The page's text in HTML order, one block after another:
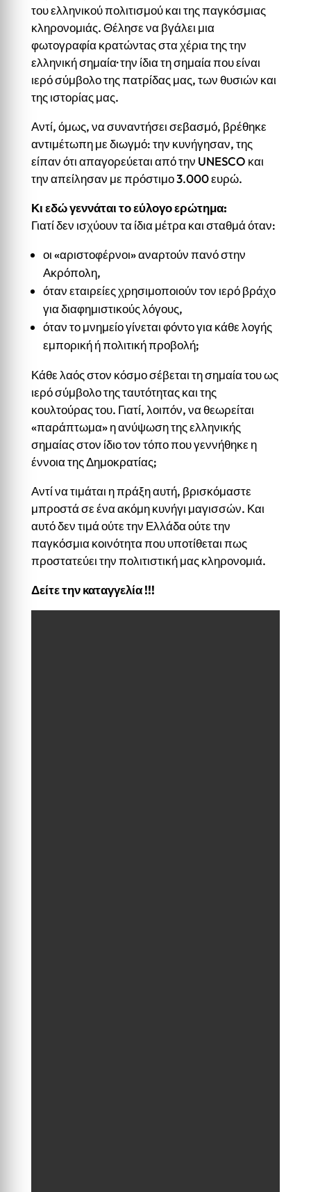
του ελληνικού πολιτισμού και της παγκόσμιας
κληρονομιάς. Θέλησε να βγάλει μια
φωτογραφία κρατώντας στα χέρια της την
ελληνική σημαία· την ίδια τη σημαία που είναι
ιερό σύμβολο της πατρίδας μας, των θυσιών και
της ιστορίας μας.
Αντί, όμως, να συναντήσει σεβασμό, βρέθηκε
αντιμέτωπη με διωγμό: την κυνήγησαν, της
είπαν ότι απαγορεύεται από την UNESCO και
την απείλησαν με πρόστιμο 3.000 ευρώ.
Κι εδώ γεννάται το εύλογο ερώτημα:
Γιατί δεν ισχύουν τα ίδια μέτρα και σταθμά όταν:
οι «αριστοφέρνοι» αναρτούν πανό στην
Ακρόπολη,
όταν εταιρείες χρησιμοποιούν τον ιερό βράχο
για διαφημιστικούς λόγους,
όταν το μνημείο γίνεται φόντο για κάθε λογής
εμπορική ή πολιτική προβολή;
Κάθε λαός στον κόσμο σέβεται τη σημαία του ως
ιερό σύμβολο της ταυτότητας και της
κουλτούρας του. Γιατί, λοιπόν, να θεωρείται
«παράπτωμα» η ανύψωση της ελληνικής
σημαίας στον ίδιο τον τόπο που γεννήθηκε η
έννοια της Δημοκρατίας;
Αντί να τιμάται η πράξη αυτή, βρισκόμαστε
μπροστά σε ένα ακόμη κυνήγι μαγισσών. Και
αυτό δεν τιμά ούτε την Ελλάδα ούτε την
παγκόσμια κοινότητα που υποτίθεται πως
προστατεύει την πολιτιστική μας κληρονομιά.
Δείτε την καταγγελία !!!